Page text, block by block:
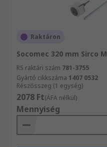
Raktáron
Socomec 320 mm Sirco M
RS raktári szám 781-3755
Gyártó cikkszáma 1407 0532
Részösszeg (1 egység)
2078 Ft(ÁFA nélkül)
Mennyiség